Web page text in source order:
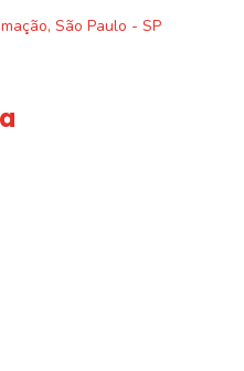
São Paulo - SP